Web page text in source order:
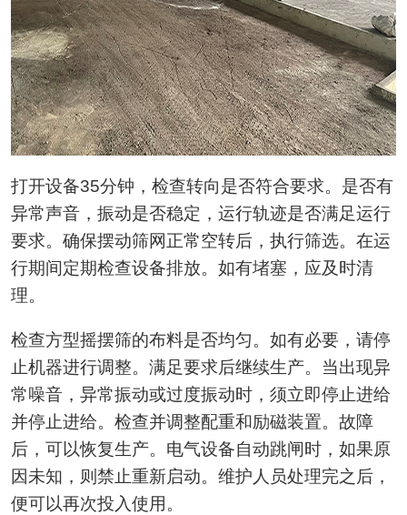
打开设备35分钟，检查转向是否符合要求。是否有
异常声音，振动是否稳定，运行轨迹是否满足运行
要求。确保摆动筛网正常空转后，执行筛选。在运
行期间定期检查设备排放。如有堵塞，应及时清
理。
检查方型摇摆筛的布料是否均匀。如有必要，请停
止机器进行调整。满足要求后继续生产。当出现异
常噪音，异常振动或过度振动时，须立即停止进给
并停止进给。检查并调整配重和励磁装置。故障
后，可以恢复生产。电气设备自动跳闸时，如果原
因未知，则禁止重新启动。维护人员处理完之后，
便可以再次投入使用。